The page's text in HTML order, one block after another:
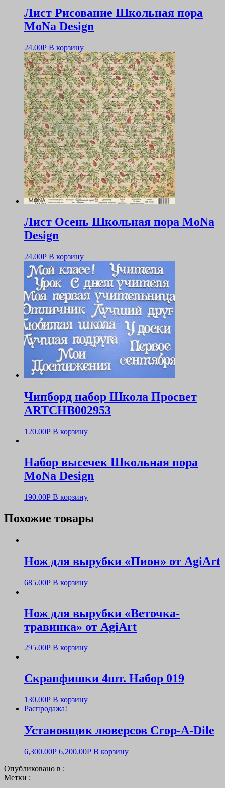
Лист Рисование Школьная пора
MoNa Design
24.00Р В корзину
Лист Осень Школьная пора MoNa
Design
24.00Р В корзину
Чипборд набор Школа Просвет
ARTCHB002953
120.00Р В корзину
Набор высечек Школьная пора
MoNa Design
190.00Р В корзину
Похожие товары
Нож для вырубки «Пион» от AgiArt
685.00Р В корзину
Нож для вырубки «Веточка-
травинка» от AgiArt
295.00Р В корзину
Скрапфишки 4шт. Набор 019
130.00Р В корзину
Распродажа!
Установщик люверсов Crop-A-Dile
6,300.00Р 6,200.00Р В корзину
Опубликовано в :
Метки :